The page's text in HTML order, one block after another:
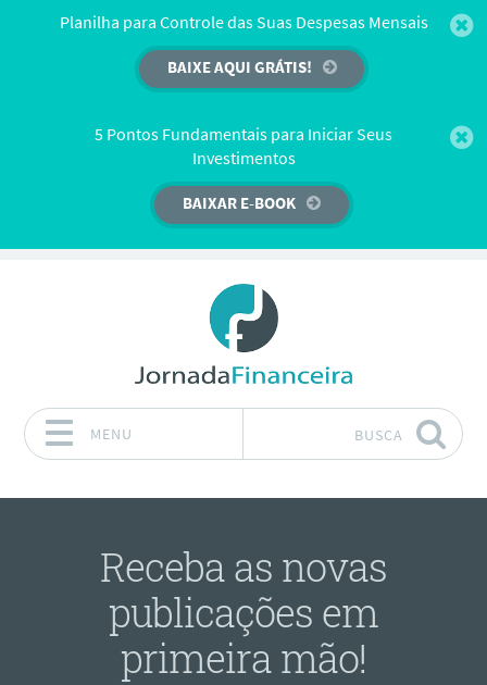
Planilha para Controle das Suas Despesas Mensais
BAIXE AQUI GRÁTIS!
5 Pontos Fundamentais para Iniciar Seus
Investimentos
BAIXAR E-BOOK
MENU BUSCA
Receba as novas
publicações em
primeira mão!